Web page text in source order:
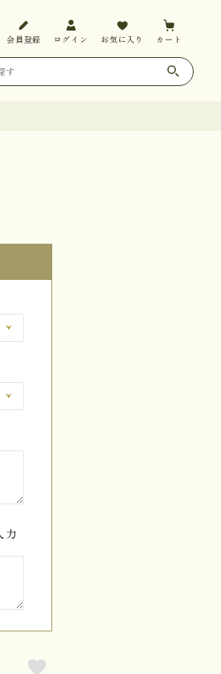
会員登録 ログイン お気に入り カート
力